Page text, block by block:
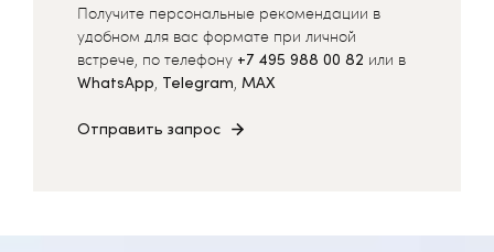
Получите персональные рекомендации в
удобном для вас формате при личной
встрече, по телефону +7 495 988 00 82 или в
WhatsApp, Telegram, MAX
Отправить запрос